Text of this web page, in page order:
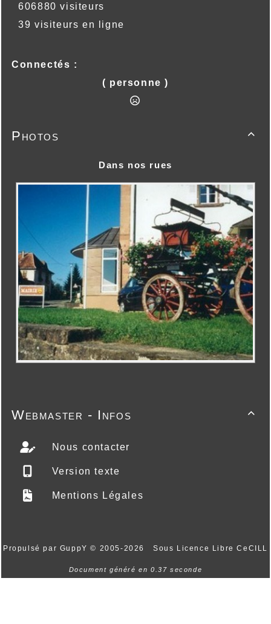
606880 visiteurs
39 visiteurs en ligne
Connectés :
( personne )

Photos
Dans nos rues

Webmaster - Infos
Nous contacter
Version texte
Mentions Légales
Propulsé par GuppY© 2005-2026 Sous Licence Libre CeCILL
Document généré en 0.37 seconde